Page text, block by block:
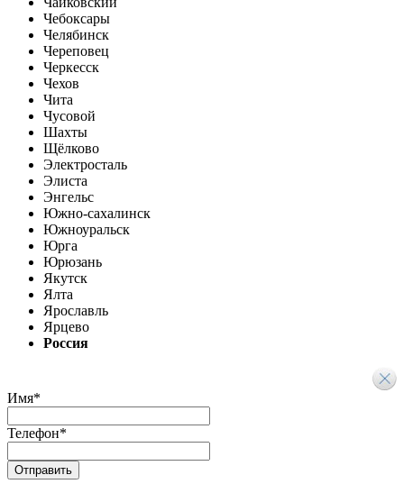
Чебоксары
Челябинск
Череповец
Черкесск
Чехов
Чита
Чусовой
Шахты
Щёлково
Электросталь
Элиста
Энгельс
Южно-сахалинск
Южноуральск
Юрга
Юрюзань
Якутск
Ялта
Ярославль
Ярцево
Россия
Имя*
Телефон*